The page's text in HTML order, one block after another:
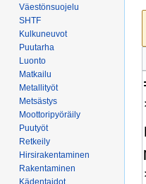
Väestönsuojelu
SHTF
Kulkuneuvot
Puutarha
Luonto
Matkailu
Metallityöt
Metsästys
Moottoripyöräily
Puutyöt
Retkeily
Hirsirakentaminen
Rakentaminen
Kädentaidot